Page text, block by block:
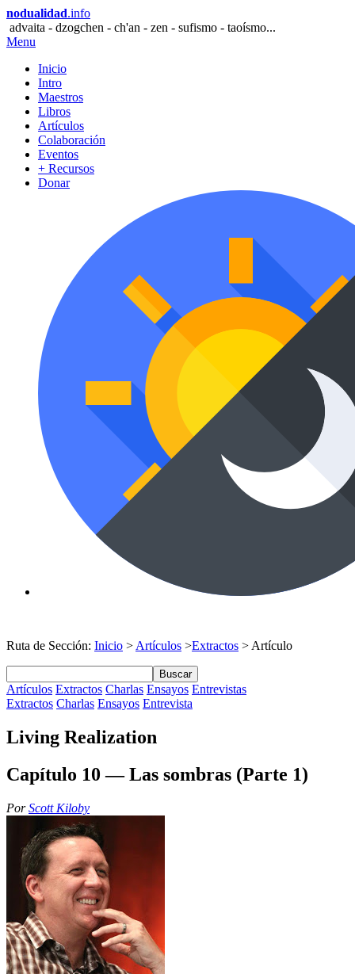
nodualidad.info
advaita - dzogchen - ch'an - zen - sufismo - taoísmo...
Menu
Inicio
Intro
Maestros
Libros
Artículos
Colaboración
Eventos
+ Recursos
Donar
Ruta de Sección: Inicio > Artículos >Extractos > Artículo
Buscar
Artículos Extractos Charlas Ensayos Entrevistas
Extractos Charlas Ensayos Entrevista
Living Realization
Capítulo 10 — Las sombras (Parte 1)
PorScott Kiloby